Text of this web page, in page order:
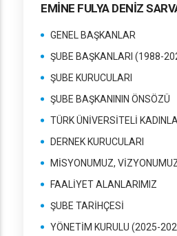
EMİNE FULYA DENİZ
GENEL BAŞKANLAR
ŞUBE BAŞKANLARI (1988-
ŞUBE KURUCULARI
ŞUBE BAŞKANININ ÖNSÖZÜ
TÜRK ÜNİVERSİTELİ
DERNEK KURUCULARI
MİSYONUMUZ,
FAALİYET ALANLARIMIZ
ŞUBE TARİHÇESİ
YÖNETİM KURULU (2025-